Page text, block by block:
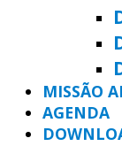
MISSÃO
AGENDA